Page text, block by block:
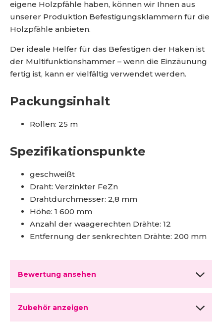
eigene Holzpfähle haben, können wir Ihnen aus
unserer Produktion Befestigungsklammern für die
Holzpfähle anbieten.
Der ideale Helfer für das Befestigen der Haken ist
der Multifunktionshammer – wenn die Einzäunung
fertig ist, kann er vielfältig verwendet werden.
Packungsinhalt
Rollen: 25 m
Spezifikationspunkte
geschweißt
Draht: Verzinkter FeZn
Drahtdurchmesser: 2,8 mm
Höhe: 1 600 mm
Anzahl der waagerechten Drähte: 12
Entfernung der senkrechten Drähte: 200 mm
Bewertung ansehen
Zubehör anzeigen